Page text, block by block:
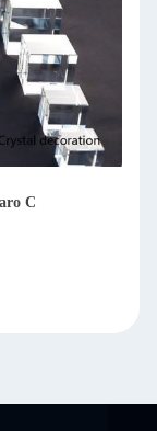
C